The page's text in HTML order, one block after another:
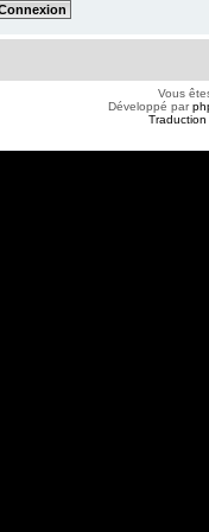
Vous
Développé par
Traduction